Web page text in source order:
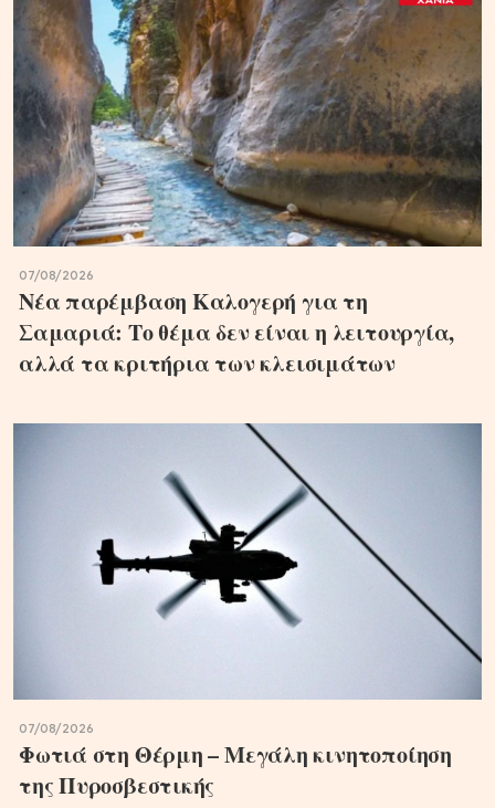
07/08/2026
Νέα παρέμβαση Καλογερή για τη
Σαμαριά: Το θέμα δεν είναι η λειτουργία,
αλλά τα κριτήρια των κλεισιμάτων
07/08/2026
Φωτιά στη Θέρμη – Μεγάλη κινητοποίηση
της Πυροσβεστικής